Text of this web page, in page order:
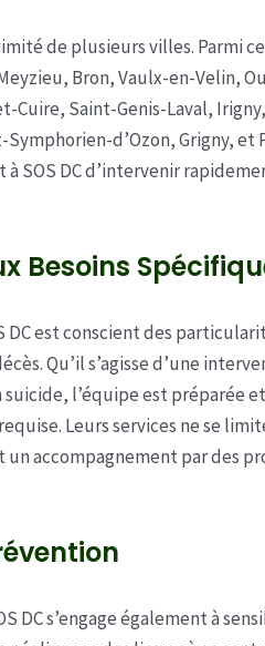
de plusieurs villes. Parmi
Bron, Vaulx-en-Velin,
Cuire, Saint-Genis-Laval,
d’Ozon, Grigny, et
SOS DC d’intervenir
Besoins
DC est conscient des
Qu’il s’agisse d’une
l’équipe est préparée
Leurs services ne se
accompagnement par des
DC s’engage également à